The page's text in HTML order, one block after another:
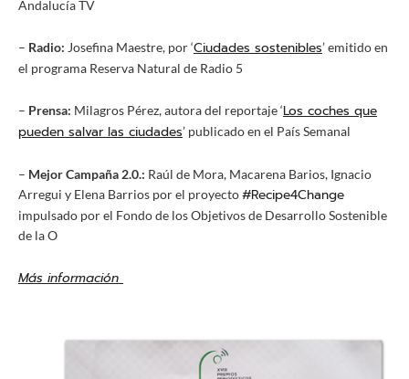
Andalucía TV
– Radio: Josefina Maestre, por ‘Ciudades sostenibles’ emitido en
el programa Reserva Natural de Radio 5
– Prensa: Milagros Pérez, autora del reportaje ‘Los coches que
pueden salvar las ciudades’ publicado en el País Semanal
– Mejor Campaña 2.0.: Raúl de Mora, Macarena Barios, Ignacio
Arregui y Elena Barrios por el proyecto#Recipe4Change
impulsado por el Fondo de los Objetivos de Desarrollo Sostenible
de la O
Más información